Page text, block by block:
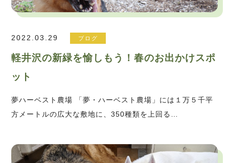
2022.03.29 ブログ
軽井沢の新緑を愉しもう！春のお出かけスポ
ット
夢ハーベスト農場 「夢・ハーベスト農場」には１万５千平
方メートルの広大な敷地に、350種類を上回る…